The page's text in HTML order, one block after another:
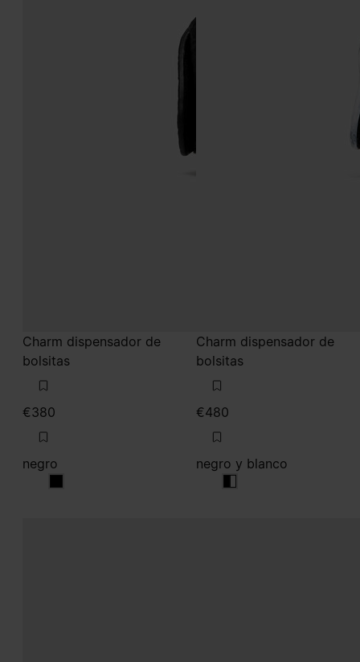
Charm dispensador de
bolsitas
€380
negro
negro
Charm dispensador de
bolsitas
€480
negro y blanco
negro y blanco
negro y blanco